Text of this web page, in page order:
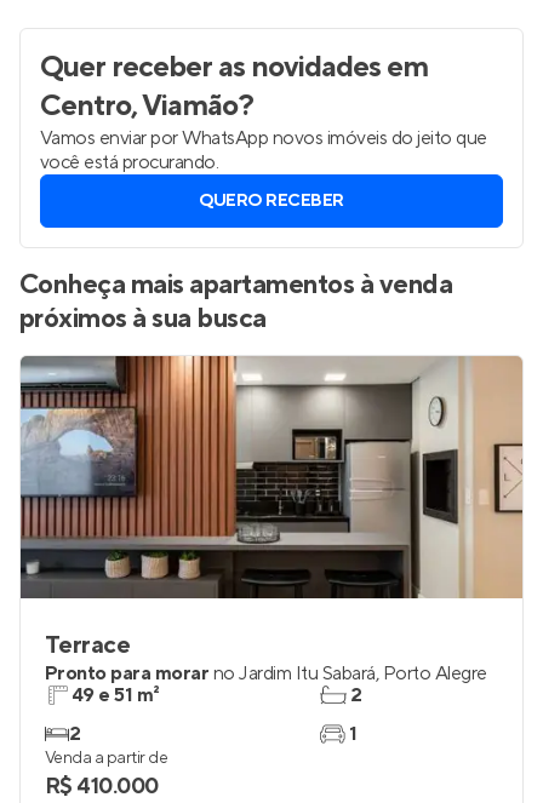
Quer receber as novidadesem
Centro, Viamão?
Vamos enviar por WhatsApp novos imóveis do jeito que
você está procurando.
QUERO RECEBER
Conheça mais apartamentos à venda
próximos à sua busca
Terrace
Pronto para morar no Jardim Itu Sabará, Porto Alegre
49 e 51 m²
2
2
1
Venda a partir de
R$ 410.000